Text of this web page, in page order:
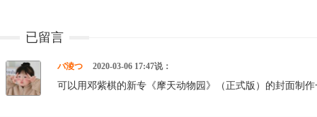
已留言
バ淩つ 2020-03-06 17:47说：
可以用邓紫棋的新专《摩天动物园》（正式版）的封面制